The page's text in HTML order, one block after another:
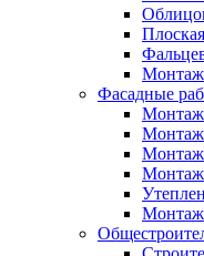
Фасадные
Монтаж
Монтаж
Монтаж
Монтаж
Монтаж